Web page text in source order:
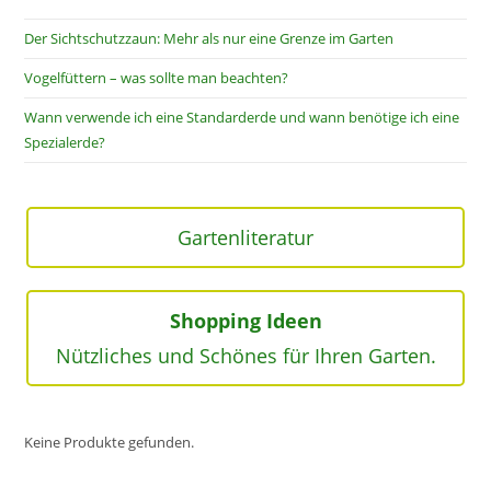
Der Sichtschutzzaun: Mehr als nur eine Grenze im Garten
Vogelfüttern – was sollte man beachten?
Wann verwende ich eine Standarderde und wann benötige ich eine
Spezialerde?
Gartenliteratur
Shopping Ideen
Nützliches und Schönes für Ihren Garten.
Keine Produkte gefunden.